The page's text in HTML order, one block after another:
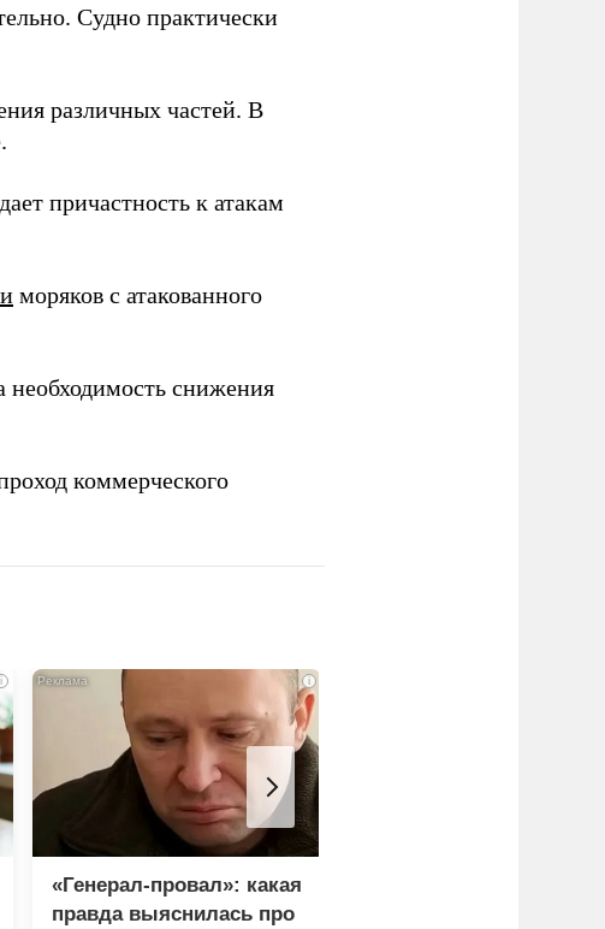
Судно практически
различных частей. В
причастность к атакам
моряков с атакованного
необходимость снижения
коммерческого
i i
«Генерал-провал»: какая
правда выяснилась про